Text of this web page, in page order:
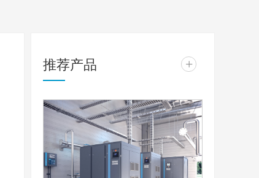
推荐产品 +